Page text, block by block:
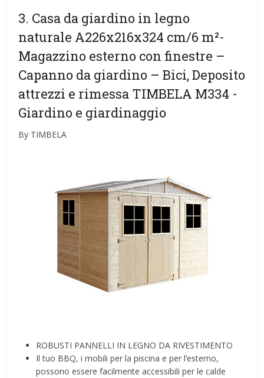
3. Casa da giardino in legno
naturale A226x216x324 cm/6 m²-
Magazzino esterno con finestre –
Capanno da giardino – Bici, Deposito
attrezzi e rimessa TIMBELA M334 -
Giardino e giardinaggio
By TIMBELA
ROBUSTI PANNELLI IN LEGNO DA RIVESTIMENTO
Il tuo BBQ, i mobili per la piscina e per l’esterno,
possono essere facilmente accessibili per le calde